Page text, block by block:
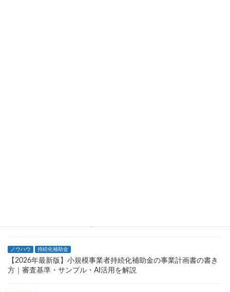
ノウハウ 持続化補助金
【2026年最新版】小規模事業者持続化補助金の事業計画書の書き
方｜審査基準・サンプル・AI活用を解説